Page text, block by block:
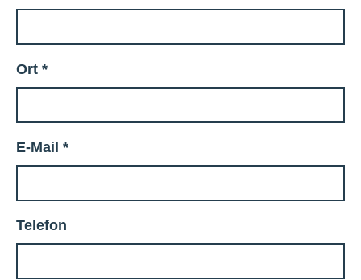
Ort *
E-Mail *
Telefon